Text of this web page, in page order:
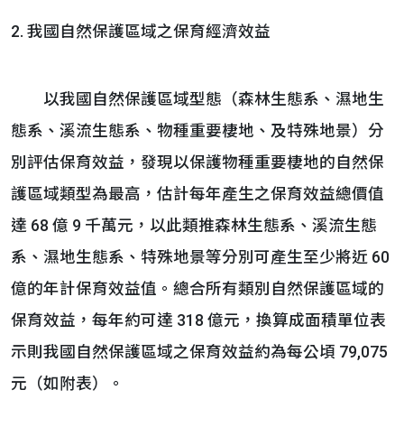
2. 我國自然保護區域之保育經濟效益
以我國自然保護區域型態（森林生態系、濕地生
態系、溪流生態系、物種重要棲地、及特殊地景）分
別評估保育效益，發現以保護物種重要棲地的自然保
護區域類型為最高，估計每年產生之保育效益總價值
達 68 億 9 千萬元，以此類推森林生態系、溪流生態
系、濕地生態系、特殊地景等分別可產生至少將近 60
億的年計保育效益值。總合所有類別自然保護區域的
保育效益，每年約可達 318 億元，換算成面積單位表
示則我國自然保護區域之保育效益約為每公頃 79,075
元（如附表）。